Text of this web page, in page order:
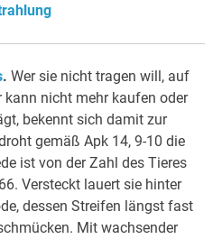
. Wer sie nicht tragen will, auf
kann nicht mehr kaufen oder
bekennt sich damit zur
gemäß Apk 14, 9-10 die
ist von der Zahl des Tieres
Versteckt lauert sie hinter
dessen Streifen längst fast
Mit wachsender